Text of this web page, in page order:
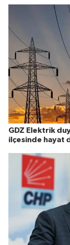
GDZ Elektrik
ilçesinde hayat